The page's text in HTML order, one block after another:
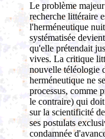
Le problème
recherche littéraire
l'herméneutique
systématisée
qu'elle prétendait
vives. La critique
nouvelle téléologie
herméneutique ne
processus, comme
le contraire) qui
sur la scientificité
ses postulats
condamnée